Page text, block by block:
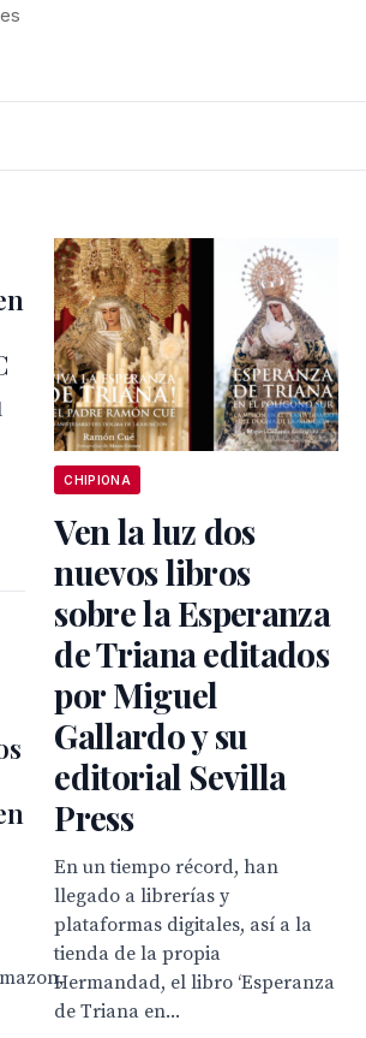
CHIPIONA
Ven la luz dos
nuevos libros
sobre la Esperanza
de Triana editados
por Miguel
Gallardo y su
editorial Sevilla
Press
En un tiempo récord, han
llegado a librerías y
plataformas digitales, así a la
tienda de la propia
Hermandad, el libro ‘Esperanza
de Triana en...